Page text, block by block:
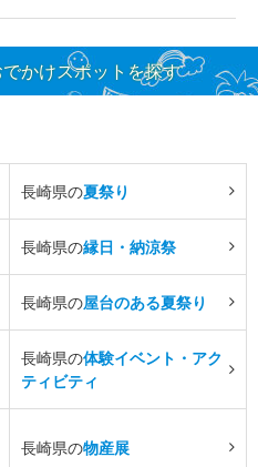
かけスポットを探す
長崎県の夏祭り
長崎県の縁日・納涼祭
長崎県の屋台のある夏祭り
長崎県の体験イベント・アク
ティビティ
長崎県の物産展